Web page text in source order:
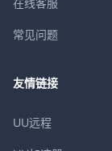
常见问题
友情链接
UU远程